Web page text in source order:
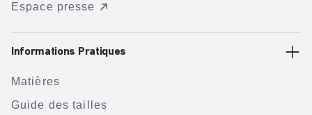
Espace presse
Informations Pratiques
Matières
Guide des tailles